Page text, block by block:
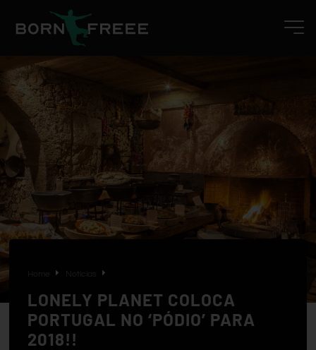
Notícias
LONELY PLANET COLOCA
PORTUGAL NO ‘PÓDIO’ PARA
2018!!